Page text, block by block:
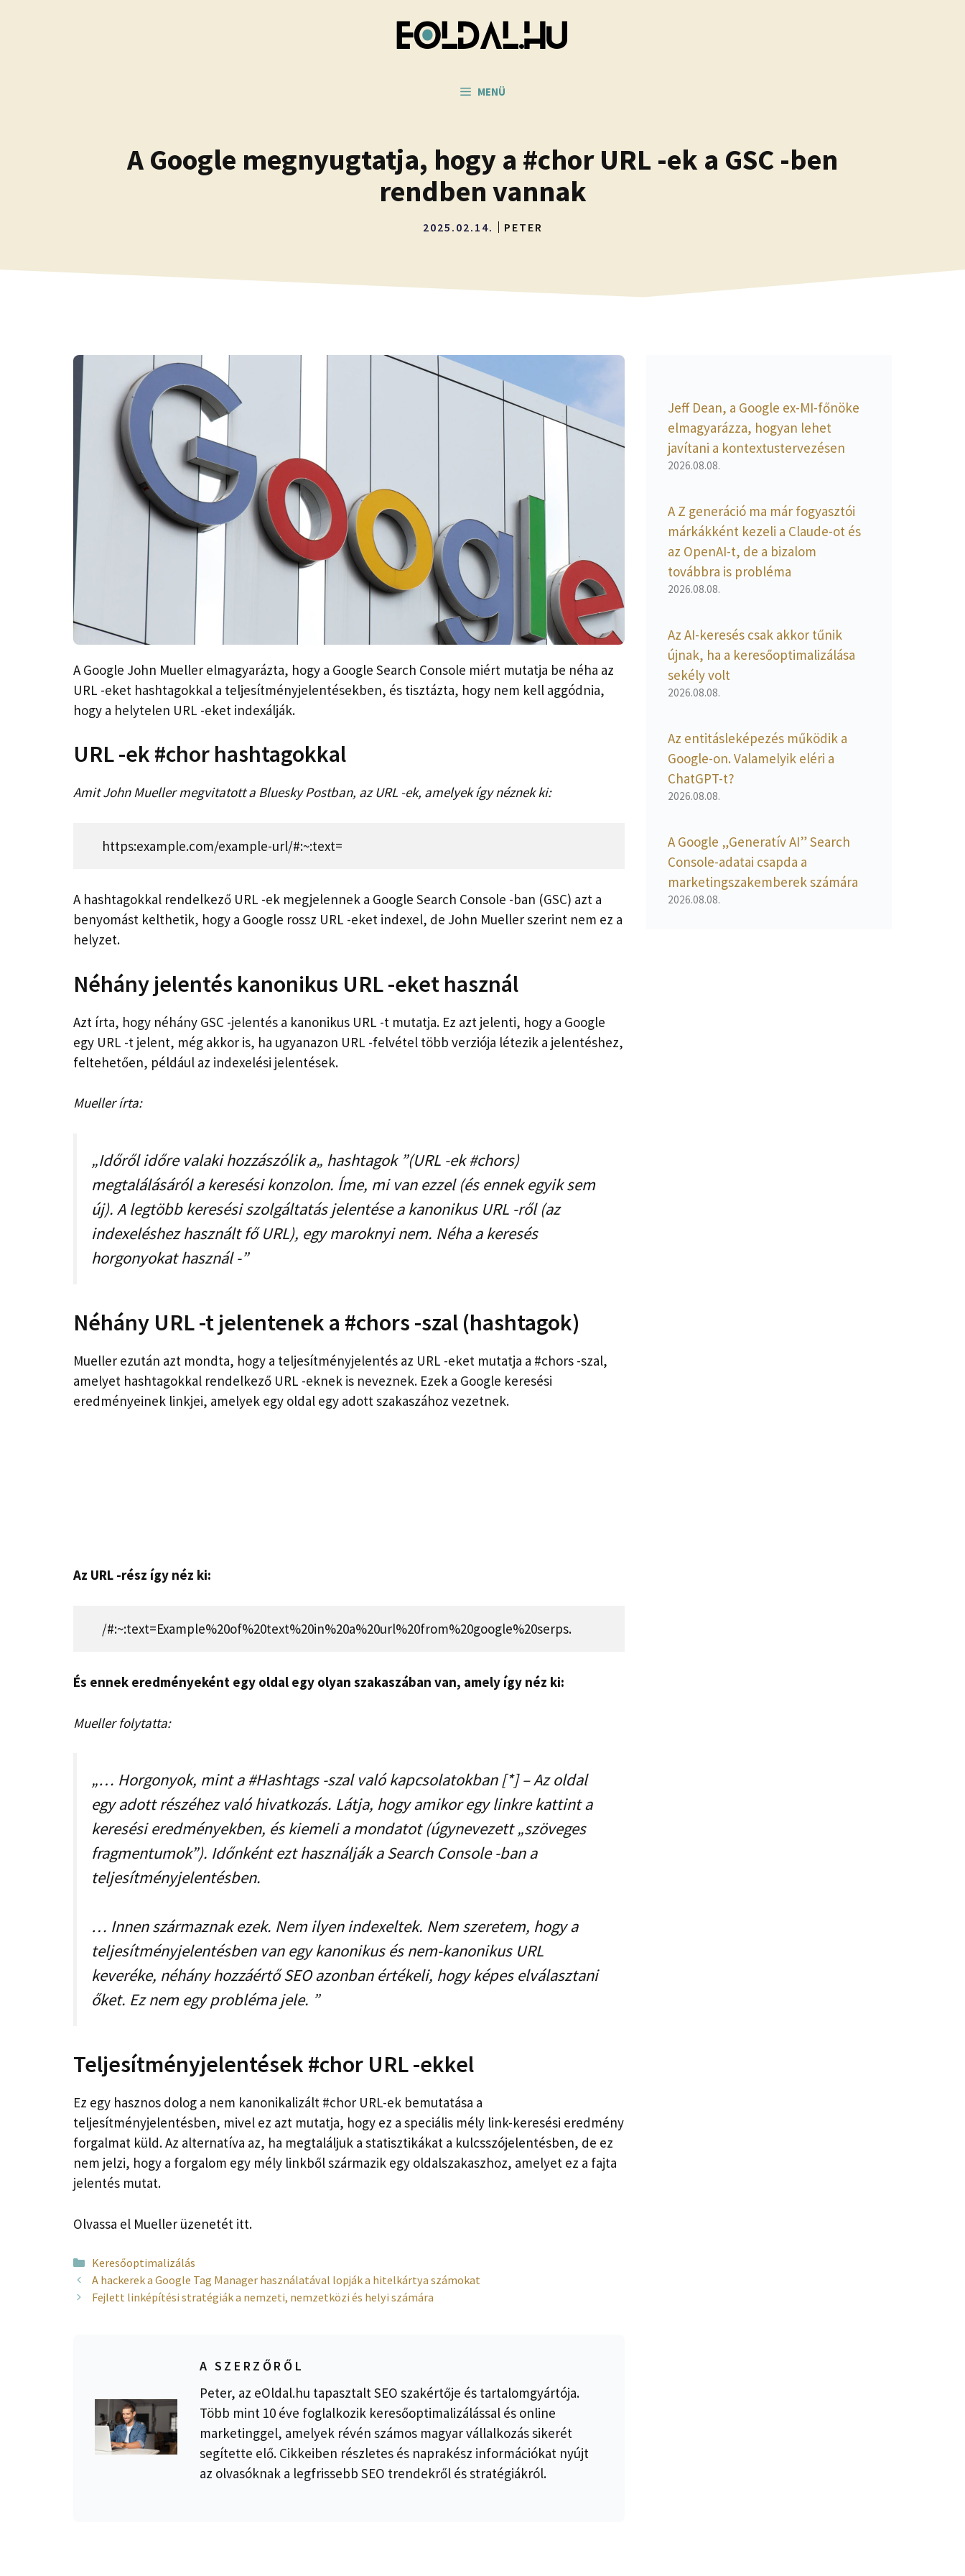
MENÜ
A Google megnyugtatja, hogy a #chor URL -ek a GSC -ben
rendben vannak
2025.02.14. PETER
A Google John Mueller elmagyarázta, hogy a Google Search Console miért mutatja be néha az
URL -eket hashtagokkal a teljesítményjelentésekben, és tisztázta, hogy nem kell aggódnia,
hogy a helytelen URL -eket indexálják.
URL -ek #chor hashtagokkal
Amit John Mueller megvitatott a Bluesky Postban, az URL -ek, amelyek így néznek ki:
https:example.com/example-url/#:~:text=
A hashtagokkal rendelkező URL -ek megjelennek a Google Search Console -ban (GSC) azt a
benyomást kelthetik, hogy a Google rossz URL -eket indexel, de John Mueller szerint nem ez a
helyzet.
Néhány jelentés kanonikus URL -eket használ
Azt írta, hogy néhány GSC -jelentés a kanonikus URL -t mutatja. Ez azt jelenti, hogy a Google
egy URL -t jelent, még akkor is, ha ugyanazon URL -felvétel több verziója létezik a jelentéshez,
feltehetően, például az indexelési jelentések.
Mueller írta:
„Időről időre valaki hozzászólik a„ hashtagok ”(URL -ek #chors)
megtalálásáról a keresési konzolon. Íme, mi van ezzel (és ennek egyik sem
új). A legtöbb keresési szolgáltatás jelentése a kanonikus URL -ről (az
indexeléshez használt fő URL), egy maroknyi nem. Néha a keresés
horgonyokat használ -”
Néhány URL -t jelentenek a #chors -szal (hashtagok)
Mueller ezután azt mondta, hogy a teljesítményjelentés az URL -eket mutatja a #chors -szal,
amelyet hashtagokkal rendelkező URL -eknek is neveznek. Ezek a Google keresési
eredményeinek linkjei, amelyek egy oldal egy adott szakaszához vezetnek.
Az URL -rész így néz ki:
/#:~:text=Example%20of%20text%20in%20a%20url%20from%20google%20serps.
És ennek eredményeként egy oldal egy olyan szakaszában van, amely így néz ki:
Mueller folytatta:
„… Horgonyok, mint a #Hashtags -szal való kapcsolatokban [*] – Az oldal
egy adott részéhez való hivatkozás. Látja, hogy amikor egy linkre kattint a
keresési eredményekben, és kiemeli a mondatot (úgynevezett „szöveges
fragmentumok”). Időnként ezt használják a Search Console -ban a
teljesítményjelentésben.
… Innen származnak ezek. Nem ilyen indexeltek. Nem szeretem, hogy a
teljesítményjelentésben van egy kanonikus és nem-kanonikus URL
keveréke, néhány hozzáértő SEO azonban értékeli, hogy képes elválasztani
őket. Ez nem egy probléma jele. ”
Teljesítményjelentések #chor URL -ekkel
Ez egy hasznos dolog a nem kanonikalizált #chor URL-ek bemutatása a
teljesítményjelentésben, mivel ez azt mutatja, hogy ez a speciális mély link-keresési eredmény
forgalmat küld. Az alternatíva az, ha megtaláljuk a statisztikákat a kulcsszójelentésben, de ez
nem jelzi, hogy a forgalom egy mély linkből származik egy oldalszakaszhoz, amelyet ez a fajta
jelentés mutat.
Olvassa el Mueller üzenetét itt.
Kategória
Keresőoptimalizálás
A hackerek a Google Tag Manager használatával lopják a hitelkártya számokat
Fejlett linképítési stratégiák a nemzeti, nemzetközi és helyi számára
A SZERZŐRŐL
Peter, az eOldal.hu tapasztalt SEO szakértője és tartalomgyártója.
Több mint 10 éve foglalkozik keresőoptimalizálással és online
marketinggel, amelyek révén számos magyar vállalkozás sikerét
segítette elő. Cikkeiben részletes és naprakész információkat nyújt
az olvasóknak a legfrissebb SEO trendekről és stratégiákról.
Jeff Dean, a Google ex-MI-főnöke
elmagyarázza, hogyan lehet
javítani a kontextustervezésen
2026.08.08.
A Z generáció ma már fogyasztói
márkákként kezeli a Claude-ot és
az OpenAI-t, de a bizalom
továbbra is probléma
2026.08.08.
Az AI-keresés csak akkor tűnik
újnak, ha a keresőoptimalizálása
sekély volt
2026.08.08.
Az entitásleképezés működik a
Google-on. Valamelyik eléri a
ChatGPT-t?
2026.08.08.
A Google „Generatív AI” Search
Console-adatai csapda a
marketingszakemberek számára
2026.08.08.